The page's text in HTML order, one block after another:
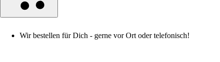
Wir bestellen für Dich - gerne vor Ort oder telefonisch!